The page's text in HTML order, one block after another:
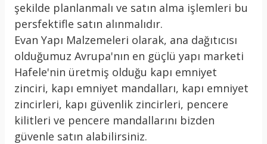
şekilde planlanmalı ve satın alma işlemleri bu
persfektifle satın alınmalıdır.
Evan Yapı Malzemeleri olarak, ana dağıtıcısı
olduğumuz Avrupa'nın en güçlü yapı marketi
Hafele'nin üretmiş olduğu kapı emniyet
zinciri, kapı emniyet mandalları, kapı emniyet
zincirleri, kapı güvenlik zincirleri, pencere
kilitleri ve pencere mandallarını bizden
güvenle satın alabilirsiniz.